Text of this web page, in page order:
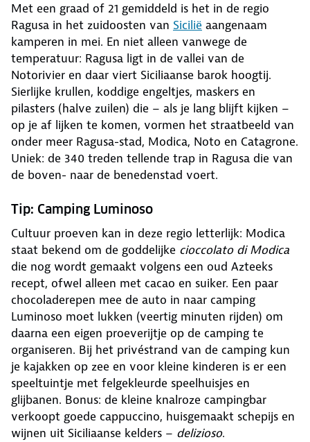
Met een graad of 21 gemiddeld is het in de regio
Ragusa in het zuidoosten van Sicilië aangenaam
kamperen in mei. En niet alleen vanwege de
temperatuur: Ragusa ligt in de vallei van de
Notorivier en daar viert Siciliaanse barok hoogtij.
Sierlijke krullen, koddige engeltjes, maskers en
pilasters (halve zuilen) die – als je lang blijft kijken –
op je af lijken te komen, vormen het straatbeeld van
onder meer Ragusa-stad, Modica, Noto en Catagrone.
Uniek: de 340 treden tellende trap in Ragusa die van
de boven- naar de benedenstad voert.
Tip: Camping Luminoso
Cultuur proeven kan in deze regio letterlijk: Modica
staat bekend om de goddelijke cioccolato di Modica
die nog wordt gemaakt volgens een oud Azteeks
recept, ofwel alleen met cacao en suiker. Een paar
chocoladerepen mee de auto in naar camping
Luminoso moet lukken (veertig minuten rijden) om
daarna een eigen proeverijtje op de camping te
organiseren. Bij het privéstrand van de camping kun
je kajakken op zee en voor kleine kinderen is er een
speeltuintje met felgekleurde speelhuisjes en
glijbanen. Bonus: de kleine knalroze campingbar
verkoopt goede cappuccino, huisgemaakt schepijs en
wijnen uit Siciliaanse kelders – delizioso.